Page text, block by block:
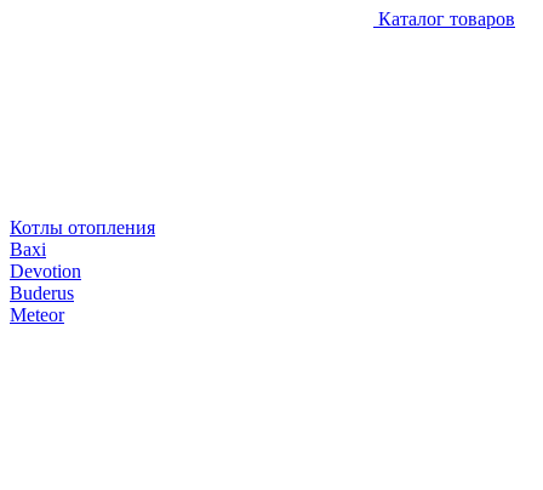
Каталог товаров
Котлы отопления
Baxi
Devotion
Buderus
Meteor